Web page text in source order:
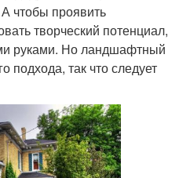
чтобы проявить
творческий потенциал,
руками. Но ландшафтный
подхода, так что следует